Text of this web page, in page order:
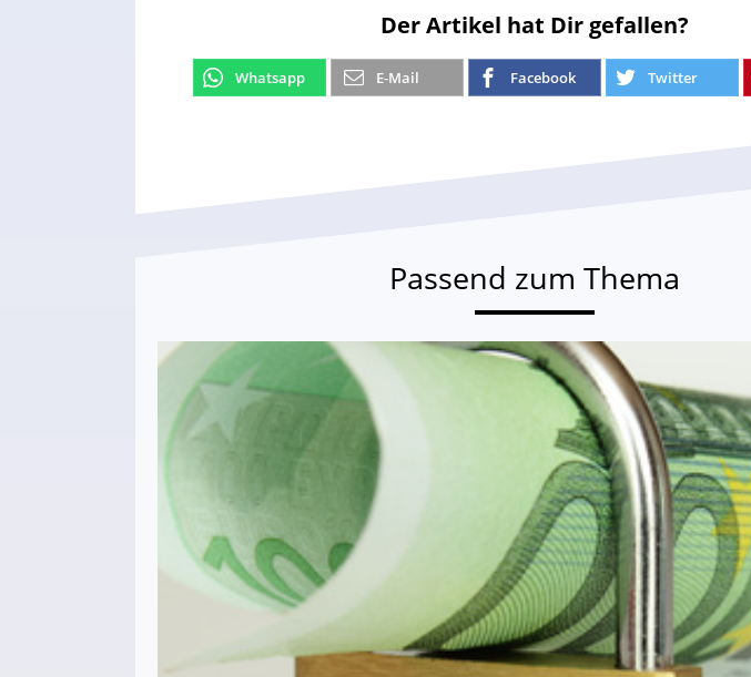
Der Artikel hat Dir gefallen?
Whatsapp E-Mail Facebook Twitter
Passend zum Thema
Ihr Kind kam
Obdachloser